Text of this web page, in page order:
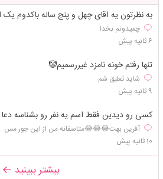
به نظرتون یه اقای چهل و پنج ساله باکدوم یک
چمیدونم بخدا
6 ثانیه پیش
تنها رفتم خونه نامزد غیررسمیم🤡
شاید تعلیق شم
9 ثانیه پیش
کسی رو دیدین فقط اسم یه نفر رو بشناسه دعا
آفرین بهت😂😂😂متاسفانه من از این جور مس...
10 ثانیه پیش
بیشتر ببینید